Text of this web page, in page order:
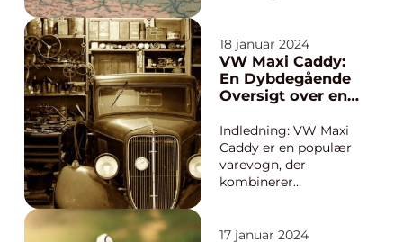
det afgørende at
holde din bil i tip-top
stand for at sikre en
sikker og pålidelig
artikel vil give dig...
18 januar 2024
VW Maxi Caddy:
En Dybdegående
Oversigt over en
Stilfuld Varevogn
Indledning: VW Maxi
Caddy er en populær
varevogn, der
kombinerer
Denne artikel vil give
17 januar 2024